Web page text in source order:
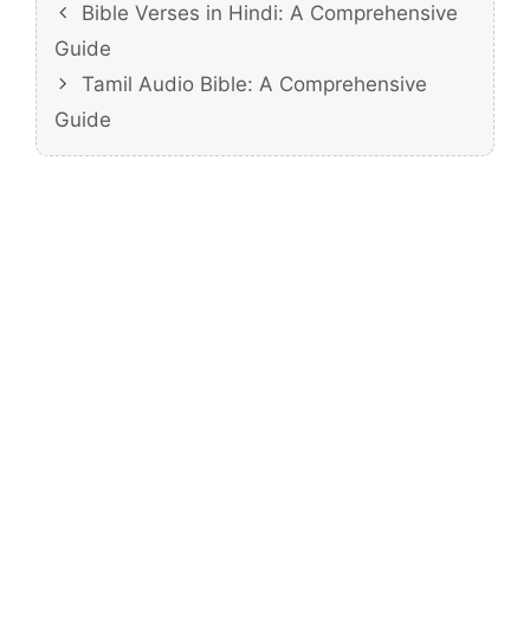
Bible Verses in Hindi: A Comprehensive
Guide
Tamil Audio Bible: A Comprehensive
Guide